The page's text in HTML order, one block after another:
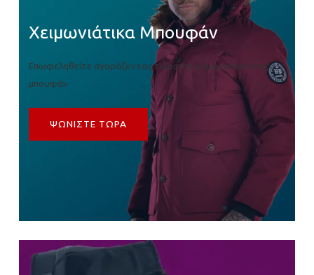
Χειμωνιάτικα Μπουφάν
Επωφεληθείτε αγοράζοντας τώρα τα χειμωνιάτικα σας
μπουφάν
ΨΩΝΙΣΤΕ ΤΩΡΑ